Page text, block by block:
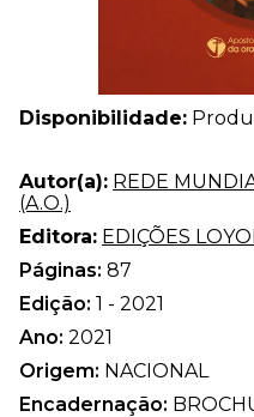
Disponibilidade:
Autor(a): REDE
(A.O.)
Editora: EDIÇÕES
Páginas: 87
Edição: 1 - 2021
Ano: 2021
Origem: NACIONAL
Encadernação: